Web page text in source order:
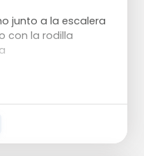
junto a la escalera
con la rodilla